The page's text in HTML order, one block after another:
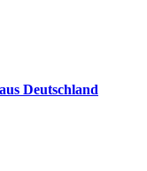
Deutschland